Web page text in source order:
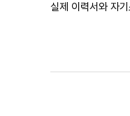
실제 이력서와 자